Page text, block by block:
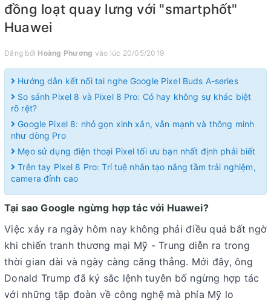
đồng loạt quay lưng với "smartphốt"
Huawei
Đăng bởi Hoàng Phương vào lúc 20/05/2019
Hướng dẫn kết nối tai nghe Google Pixel Buds A-series
So sánh Pixel 8 và Pixel 8 Pro: Có hay không sự khác biệt
rõ rệt?
Google Pixel 8: nhỏ gọn xinh xắn, vẫn mạnh và thông minh
như dòng Pro
Mẹo sử dụng điện thoại Pixel tối ưu bạn nhất định phải biết
Trên tay Pixel 8 Pro: Trí tuệ nhân tạo nâng tầm trải nghiệm,
camera đỉnh cao
Tại sao Google ngừng hợp tác với Huawei?
Việc xảy ra ngày hôm nay không phải điều quá bất ngờ
khi chiến tranh thương mại Mỹ - Trung diễn ra trong
thời gian dài và ngày càng căng thẳng. Mới đây, ông
Donald Trump đã ký sắc lệnh tuyên bố ngừng hợp tác
với những tập đoàn về công nghệ mà phía Mỹ lo